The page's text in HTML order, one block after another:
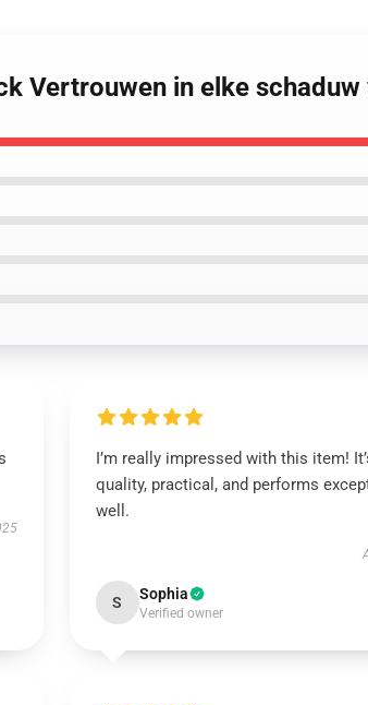
Vertrouwen in elke
I’m really impressed with this item!
quality, practical, and performs
well.
S Sophia
Verified owner